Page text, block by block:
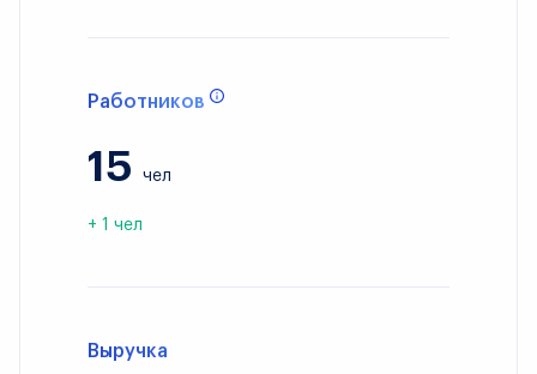
Работников
15 чел
+ 1 чел
Выручка